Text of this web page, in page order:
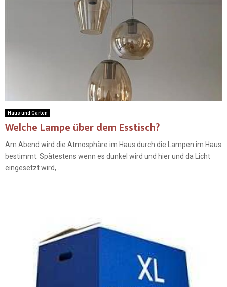
Haus und Garten
Welche Lampe über dem Esstisch?
Am Abend wird die Atmosphäre im Haus durch die Lampen im Haus
bestimmt. Spätestens wenn es dunkel wird und hier und da Licht
eingesetzt wird,...